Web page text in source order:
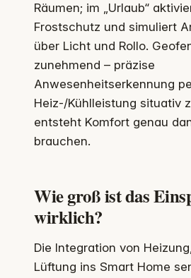
Räumen; im „Urlaub“
Frostschutz und simuliert
über Licht und Rollo.
zunehmend – präzise
Anwesenheitserkennung
Heiz-/Kühlleistung situativ
entsteht Komfort genau
brauchen.
Wie groß ist das
wirklich?
Die Integration von
Lüftung ins Smart Home